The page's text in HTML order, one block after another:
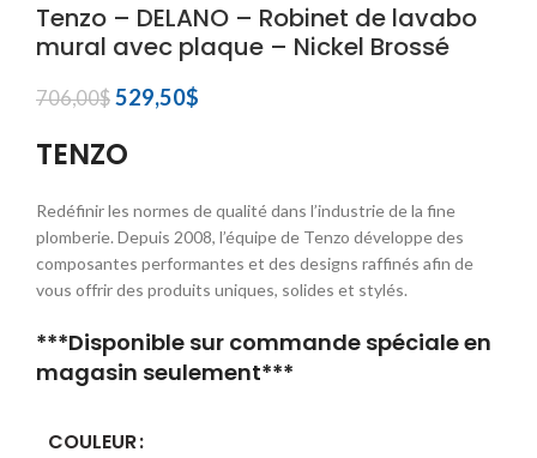
Tenzo – DELANO – Robinet de lavabo
mural avec plaque – Nickel Brossé
706,00$ Le
initial
était :
529,50$
TENZO
Redéfinir les normes de qualité dans l’industrie de la fine
plomberie. Depuis 2008, l’équipe de Tenzo développe des
composantes performantes et des designs raffinés afin de
vous offrir des produits uniques, solides et stylés.
***Disponible sur commande spéciale en
magasin seulement***
COULEUR